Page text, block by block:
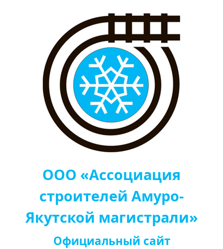
ООО «Ассоциация
строителей Амуро-
Якутской магистрали»
Официальный сайт